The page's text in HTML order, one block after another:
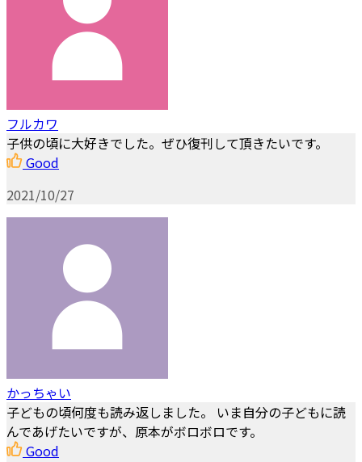
フルカワ
子供の頃に大好きでした。ぜひ復刊して頂きたいです。
Good
2021/10/27
かっちゃい
子どもの頃何度も読み返しました。 いま自分の子どもに読
んであげたいですが、原本がボロボロです。
Good